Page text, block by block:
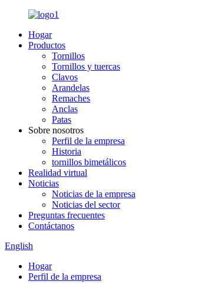
Hogar
Productos
Tornillos
Tornillos y tuercas
Clavos
Arandelas
Remaches
Anclas
Patas
Sobre nosotros
Perfil de la empresa
Historia
tornillos bimetálicos
Realidad virtual
Noticias
Noticias de la empresa
Noticias del sector
Preguntas frecuentes
Contáctanos
English
Hogar
Perfil de la empresa